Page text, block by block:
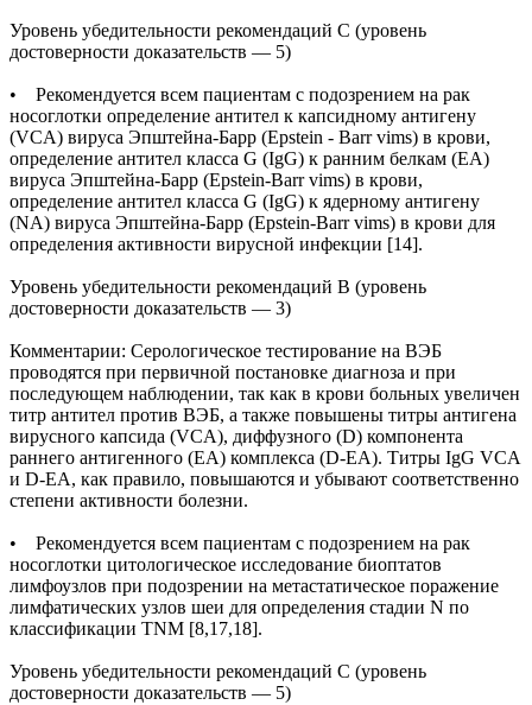
Уровень убедительности рекомендаций С (уровень
достоверности доказательств — 5)
• Рекомендуется всем пациентам с подозрением на рак
носоглотки определение антител к капсидному антигену
(VCA) вируса Эпштейна-Барр (Epstein - Barr vims) в крови,
определение антител класса G (IgG) к ранним белкам (ЕА)
вируса Эпштейна-Барр (Epstein-Barr vims) в крови,
определение антител класса G (IgG) к ядерному антигену
(NA) вируса Эпштейна-Барр (Epstein-Barr vims) в крови для
определения активности вирусной инфекции [14].
Уровень убедительности рекомендаций В (уровень
достоверности доказательств — 3)
Комментарии: Серологическое тестирование на ВЭБ
проводятся при первичной постановке диагноза и при
последующем наблюдении, так как в крови больных увеличен
титр антител против ВЭБ, а также повышены титры антигена
вирусного капсида (VCA), диффузного (D) компонента
раннего антигенного (ЕА) комплекса (D-EA). Титры IgG VCA
и D-EA, как правило, повышаются и убывают соответственно
степени активности болезни.
• Рекомендуется всем пациентам с подозрением на рак
носоглотки цитологическое исследование биоптатов
лимфоузлов при подозрении на метастатическое поражение
лимфатических узлов шеи для определения стадии N по
классификации TNM [8,17,18].
Уровень убедительности рекомендаций С (уровень
достоверности доказательств — 5)